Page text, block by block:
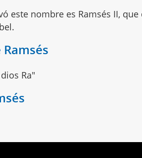
este nombre es Ramsés II, que
Ra"